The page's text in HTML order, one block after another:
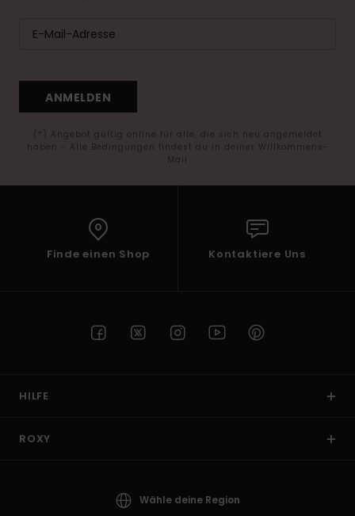
ANMELDEN
(*) Angebot gültig online für alle, die sich neu angemeldet
haben - Alle Bedingungen findest du in deiner Willkommens-
Mail
Finde einen Shop Kontaktiere Uns
HILFE
ROXY
Wähle deine Region